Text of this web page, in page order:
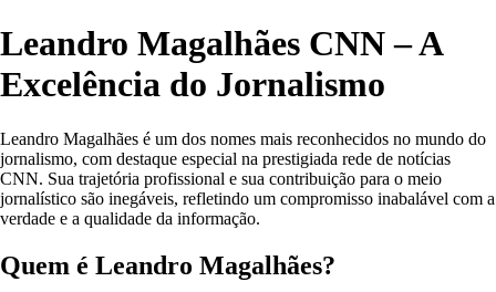
Leandro Magalhães CNN – A
Excelência do Jornalismo
Leandro Magalhães é um dos nomes mais reconhecidos no mundo do
jornalismo, com destaque especial na prestigiada rede de notícias
CNN. Sua trajetória profissional e sua contribuição para o meio
jornalístico são inegáveis, refletindo um compromisso inabalável com a
verdade e a qualidade da informação.
Quem é Leandro Magalhães?